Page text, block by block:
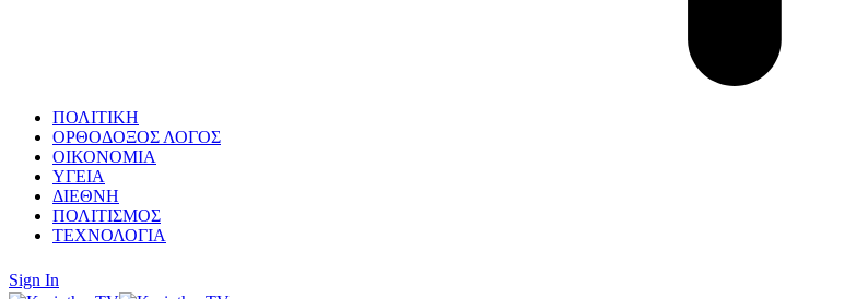
ΠΟΛΙΤΙΚΗ
ΟΡΘΟΔΟΞΟΣ ΛΟΓΟΣ
ΟΙΚΟΝΟΜΙΑ
ΥΓΕΙΑ
ΔΙΕΘΝΗ
ΠΟΛΙΤΙΣΜΟΣ
ΤΕΧΝΟΛΟΓΙΑ
Sign In